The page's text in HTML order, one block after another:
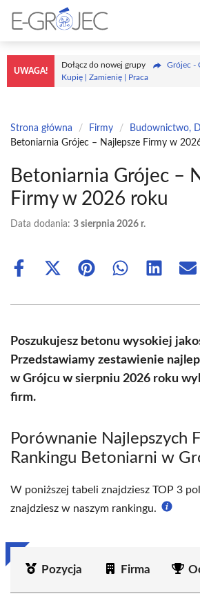
treści
UWAGA!
Dołącz do nowej grupy
Grójec -
Kupię | Zamienię | Praca
Strona główna / Firmy / Budownictwo,
Betoniarnia Grójec – Najlepsze Firmy w
Betoniarnia Grójec –
Firmy w 2026 roku
Data dodania: 3 sierpnia 2026 r.
Share
Share
(Twitter)
Share Share Share
Poszukujesz betonu wysokiej
Przedstawiamy zestawienie
w Grójcu w sierpniu 2026 roku
firm.
Porównanie Najlepszych
Rankingu Betoniarni w
W poniższej tabeli znajdziesz TOP 3
znajdziesz w naszym rankingu.
Pozycja Firma